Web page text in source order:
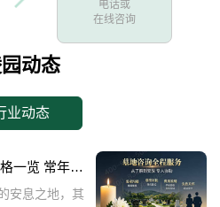
电话或
在线咨询
园动态
业动态
“景仰园陵园园区主流墓碑价格一览 常年保洁养护随单赠送 专属优惠活动解析”
安息之地，其